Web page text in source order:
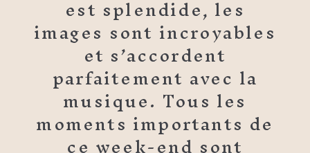
est splendide, les
images sont incroyables
et s’accordent
parfaitement avec la
musique. Tous les
moments importants de